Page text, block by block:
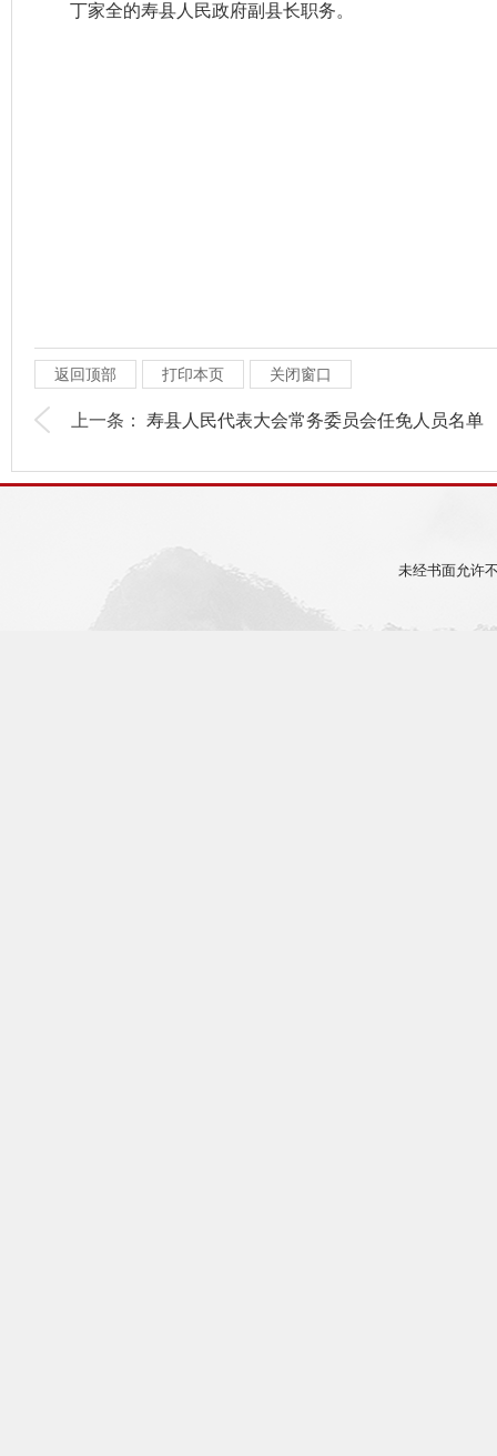
丁家全的寿县人民政府副县长职务。
返回顶部 打印本页 关闭窗口
上一条： 寿县人民代表大会常务委员会任免人员名单
未经书面允许